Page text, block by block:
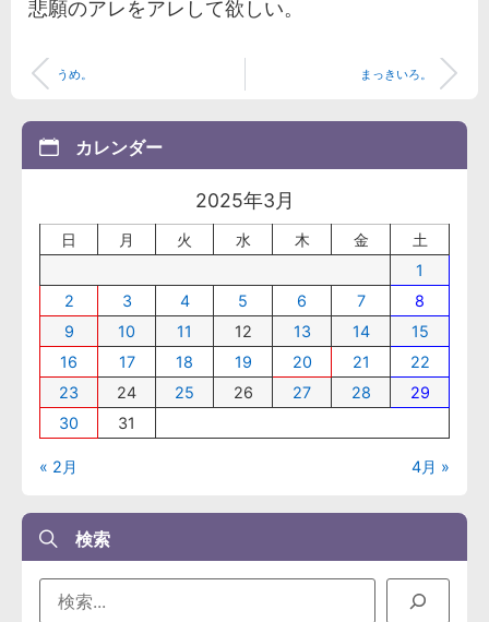
悲願のアレをアレして欲しい。
うめ。 まっきいろ。
カレンダー
2025年3月
日 月 火 水 木 金
土
1
2
3 4 5 6 7
8
9
10 11 12 13 14
15
16
17 18 19 20 21
22
23
24 25 26 27 28
29
30
31
« 2月 4月 »
検索